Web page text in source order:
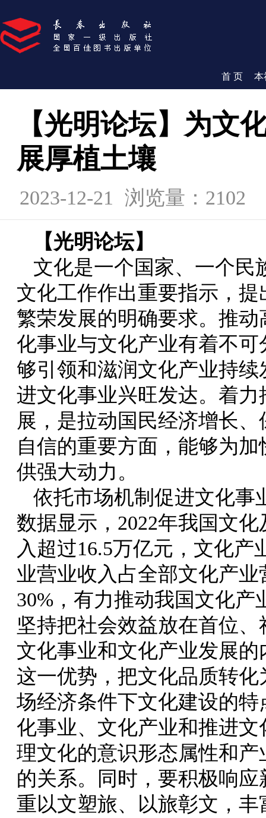
首 页 本
【光明论坛】为文
展厚植土壤
2023-12-21
浏览量：2102
【光明论坛】
文化是一个国家、一个民
文化工作作出重要指示，
繁荣发展的明确要求。推
化事业与文化产业有着不
够引领和滋润文化产业持
进文化事业兴旺发达。着
展，是拉动国民经济增长
自信的重要方面，能够为
供强大动力。
依托市场机制促进文化事
数据显示，2022年我国文
入超过16.5万亿元，文化
业营业收入占全部文化产
30%，有力推动我国文化
坚持把社会效益放在首位
文化事业和文化产业发展
这一优势，把文化品质转
场经济条件下文化建设的
化事业、文化产业和推进
理文化的意识形态属性和
的关系。同时，要积极响
重以文塑旅、以旅彰文，